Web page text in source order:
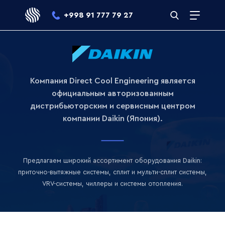
DC
Engineering
+998 91 777 79 27
Открыть
поисковую
Меню
в
Ташкенте
Компания Direct Cool Engineering является
официальным авторизованным
дистрибьюторским и сервисным центром
компании Daikin (Япония).
Предлагаем широкий ассортимент оборудования Daikin:
приточно-вытяжные системы, сплит и мульти-сплит системы,
VRV-системы, чиллеры и системы отопления.